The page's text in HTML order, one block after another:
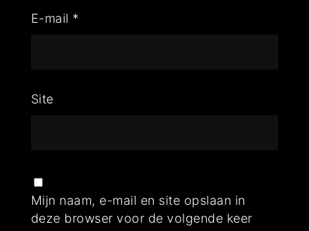
E-mail *
Site
Mijn naam, e-mail en site opslaan in
deze browser voor de volgende keer